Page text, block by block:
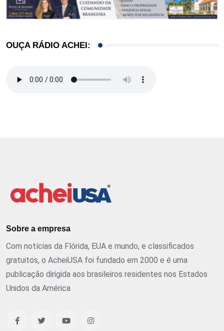
OUÇA RÁDIO ACHEI:
Sobre a empresa
Com notícias da Flórida, EUA e mundo, e classificados
gratuitos, o AcheiUSA foi fundado em 2000 e é uma
publicação dirigida aos brasileiros residentes nos Estados
Unidos da América